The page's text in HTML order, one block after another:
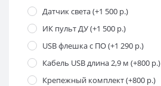
Датчик света (+1 500 р.)
ИК пульт ДУ (+1 500 р.)
USB флешка с ПО (+1 290 р.)
Кабель USB длина 2,9 м (+800 р.)
Крепежный комплект (+800 р.)